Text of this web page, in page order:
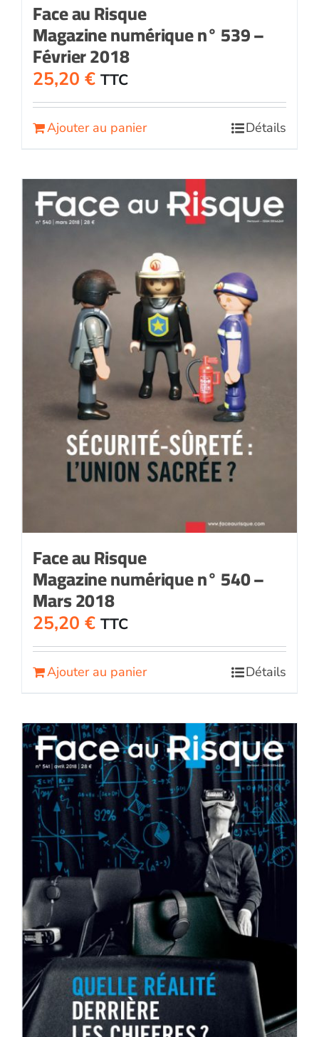
Face au Risque
Magazine numérique n° 539 –
Février 2018
25,20 € TTC
Ajouter au panier Détails
Face au Risque
Magazine numérique n° 540 –
Mars 2018
25,20 € TTC
Ajouter au panier Détails